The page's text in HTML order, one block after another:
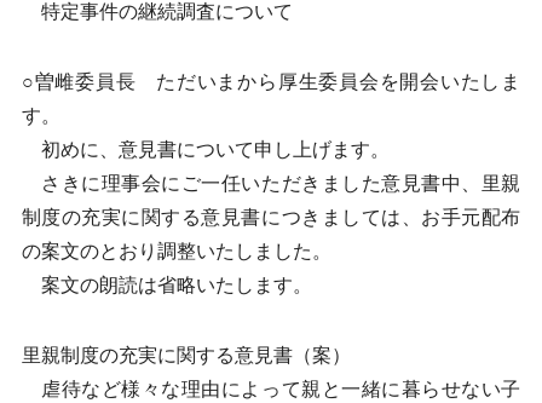
特定事件の継続調査について
○曽雌委員長 ただいまから厚生委員会を開会いたしま
す。
初めに、意見書について申し上げます。
さきに理事会にご一任いただきました意見書中、里親
制度の充実に関する意見書につきましては、お手元配布
の案文のとおり調整いたしました。
案文の朗読は省略いたします。
里親制度の充実に関する意見書（案）
虐待など様々な理由によって親と一緒に暮らせない子